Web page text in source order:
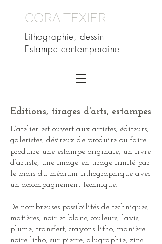
CORA TEXIER
Lithographie, dessin
Estampe contemporaine
Editions, tirages d'arts, estampes
L’atelier est ouvert aux artistes, éditeurs,
galeristes, désireux de produire ou faire
produire une estampe originale, un livre
d’artiste, une image en tirage limité par
le biais du médium lithographique avec
un accompagnement technique.
De nombreuses possibilités de techniques,
matières, noir et blanc, couleurs, lavis,
plume, transfert, crayons litho, manière
noire litho, sur pierre, alugraphie, zinc...